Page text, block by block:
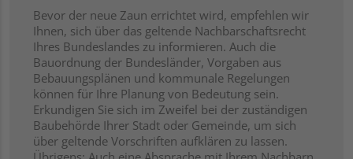
Bevor der neue Zaun errichtet wird, empfehlen wir
Ihnen, sich über das geltende Nachbarschaftsrecht
Ihres Bundeslandes zu informieren. Auch die
Bauordnung der Bundesländer, Vorgaben aus
Bebauungsplänen und kommunale Regelungen
können für Ihre Planung von Bedeutung sein.
Erkundigen Sie sich im Zweifel bei der zuständigen
Baubehörde Ihrer Stadt oder Gemeinde, um sich
über geltende Vorschriften aufklären zu lassen.